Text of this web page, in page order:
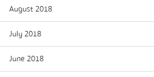
August 2018
July 2018
June 2018